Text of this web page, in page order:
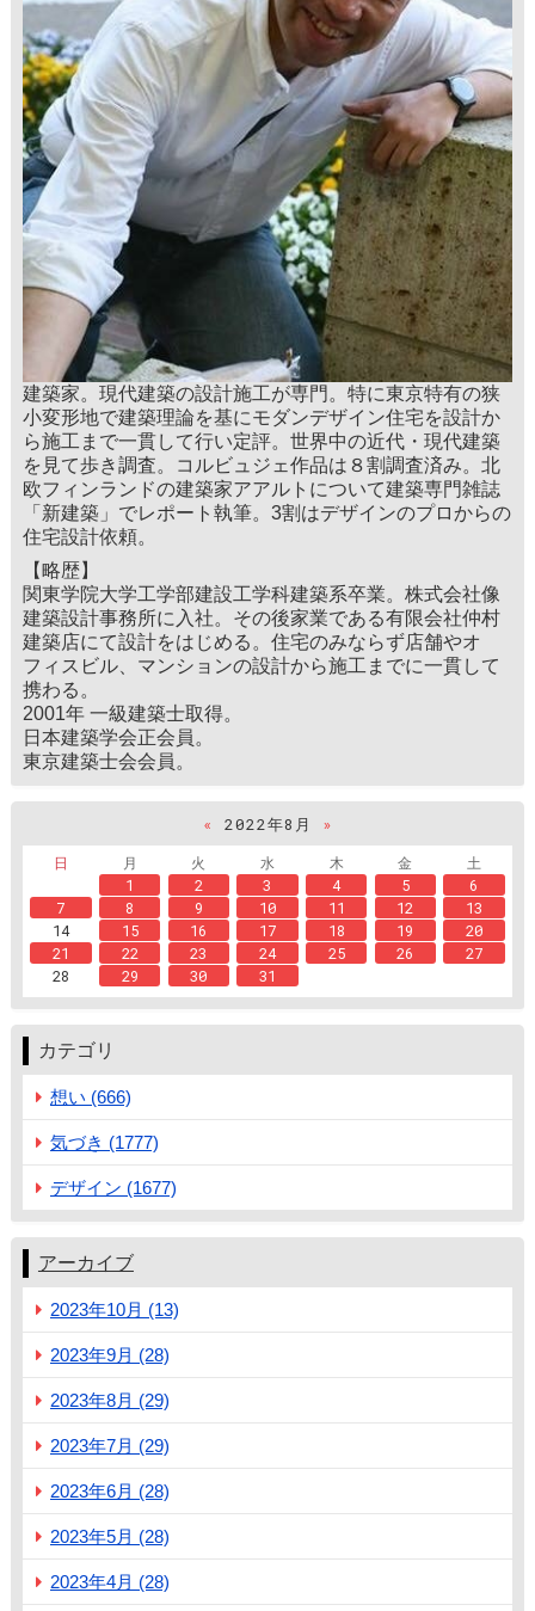
建築家。現代建築の設計施工が専門。特に東京特有の狭
小変形地で建築理論を基にモダンデザイン住宅を設計か
ら施工まで一貫して行い定評。世界中の近代・現代建築
を見て歩き調査。コルビュジェ作品は８割調査済み。北
欧フィンランドの建築家アアルトについて建築専門雑誌
「新建築」でレポート執筆。3割はデザインのプロからの
住宅設計依頼。
【略歴】
関東学院大学工学部建設工学科建築系卒業。株式会社像
建築設計事務所に入社。その後家業である有限会社仲村
建築店にて設計をはじめる。住宅のみならず店舗やオ
フィスビル、マンションの設計から施工までに一貫して
携わる。
2001年 一級建築士取得。
日本建築学会正会員。
東京建築士会会員。
« 2022年8月
»
日
月 火 水 木 金
土
1
2 3 4 5
6
7
8 9 10 11 12
13
14
15 16 17 18 19
20
21
22 23 24 25 26
27
28
29 30 31
カテゴリ
想い (666)
気づき (1777)
デザイン (1677)
アーカイブ
2023年10月 (13)
2023年9月 (28)
2023年8月 (29)
2023年7月 (29)
2023年6月 (28)
2023年5月 (28)
2023年4月 (28)